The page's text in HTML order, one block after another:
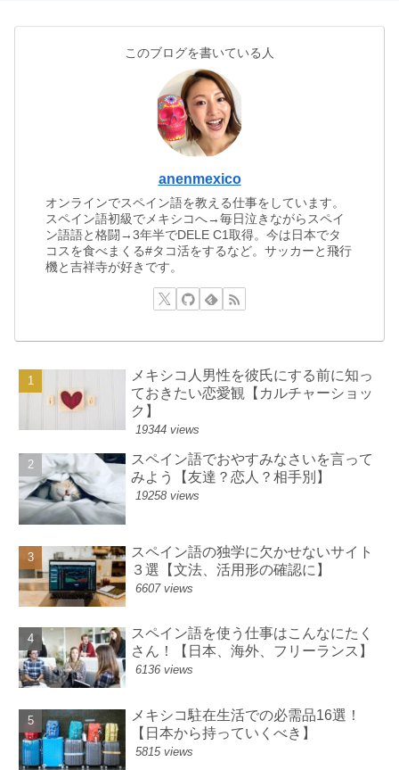
このブログを書いている人
anenmexico
オンラインでスペイン語を教える仕事をしています。
スペイン語初級でメキシコへ→毎日泣きながらスペイ
ン語語と格闘→3年半でDELE C1取得。今は日本でタ
コスを食べまくる#タコ活をするなど。サッカーと飛行
機と吉祥寺が好きです。
メキシコ人男性を彼氏にする前に知っ
ておきたい恋愛観【カルチャーショッ
ク】
19344 views
スペイン語でおやすみなさいを言って
みよう【友達？恋人？相手別】
19258 views
スペイン語の独学に欠かせないサイト
３選【文法、活用形の確認に】
6607 views
スペイン語を使う仕事はこんなにたく
さん！【日本、海外、フリーランス】
6136 views
メキシコ駐在生活での必需品16選！
【日本から持っていくべき】
5815 views